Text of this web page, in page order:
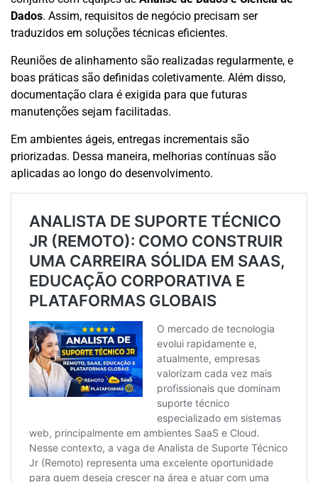
Dados. Assim, requisitos de negócio precisam ser
traduzidos em soluções técnicas eficientes.
Reuniões de alinhamento são realizadas regularmente, e
boas práticas são definidas coletivamente. Além disso,
documentação clara é exigida para que futuras
manutenções sejam facilitadas.
Em ambientes ágeis, entregas incrementais são
priorizadas. Dessa maneira, melhorias contínuas são
aplicadas ao longo do desenvolvimento.